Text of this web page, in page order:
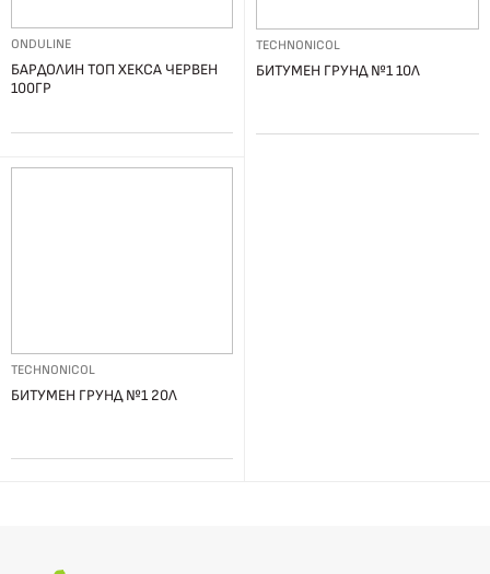
ONDULINE
БАРДОЛИН ТОП ХЕКСА ЧЕРВЕН
100ГР
TECHNONICOL
БИТУМЕН ГРУНД №1 10Л
TECHNONICOL
БИТУМЕН ГРУНД №1 20Л